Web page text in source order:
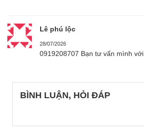
Lê phú lộc
28/07/2026
0919208707 Bạn tư vấn mình với
BÌNH LUẬN, HỎI ĐÁP